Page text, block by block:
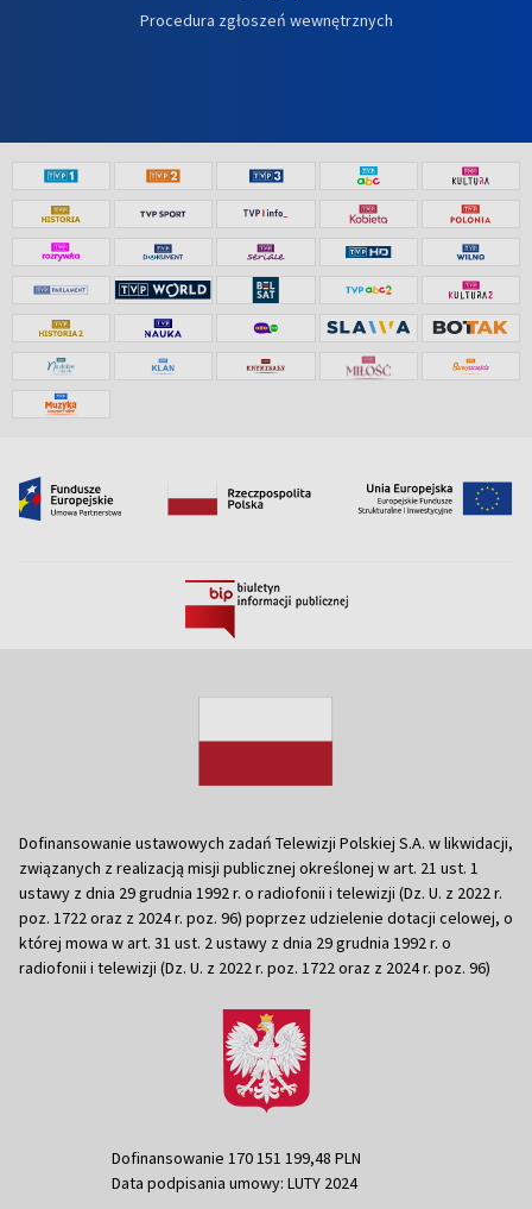
Procedura zgłoszeń wewnętrznych
Dofinansowanie ustawowych zadań Telewizji Polskiej S.A. w likwidacji,
związanych z realizacją misji publicznej określonej w art. 21 ust. 1
ustawy z dnia 29 grudnia 1992 r. o radiofonii i telewizji (Dz. U. z 2022 r.
poz. 1722 oraz z 2024 r. poz. 96) poprzez udzielenie dotacji celowej, o
której mowa w art. 31 ust. 2 ustawy z dnia 29 grudnia 1992 r. o
radiofonii i telewizji (Dz. U. z 2022 r. poz. 1722 oraz z 2024 r. poz. 96)
Dofinansowanie 170 151 199,48 PLN
Data podpisania umowy: LUTY 2024